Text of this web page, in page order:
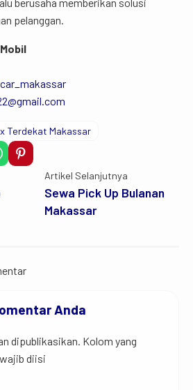
pelanggan.
Terdekat Makassar
Artikel Selanjutnya
Sewa Pick Up Bulanan
Makassar
Anda
dipublikasikan. Kolom yang
diisi